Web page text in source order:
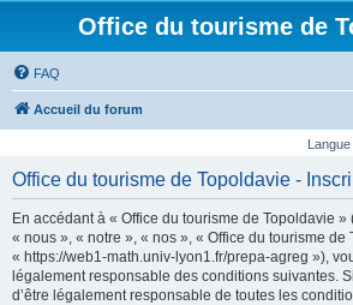
Office du tourisme de
FAQ
Accueil du forum
Langue
Office du tourisme de Topoldavie -
En accédant à « Office du tourisme de Topoldavie
« nous », « notre », « nos », « Office du tourisme de
« https://web1-math.univ-lyon1.fr/prepa-agreg »),
légalement responsable des conditions suivantes.
d’être légalement responsable de toutes les